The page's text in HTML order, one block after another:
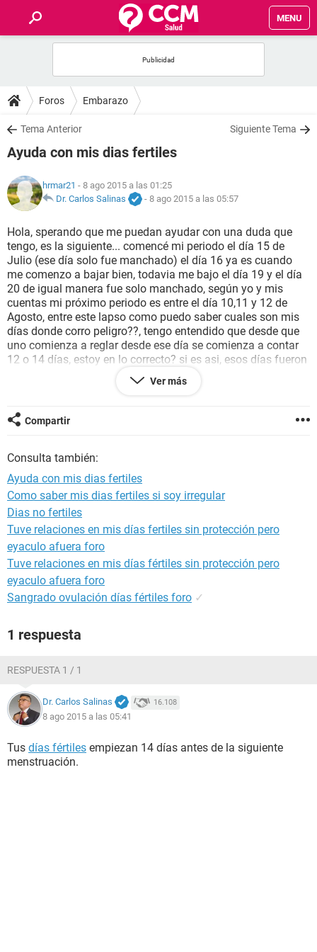
MENU
FOROS
SALUD
FAMILIA
NUTRICIÓN
BIENESTAR
SEXUALIDAD
GLOSARIO
Foros Embarazo
Tema Anterior Siguiente Tema
Ayuda con mis dias fertiles
hrmar21 - 8 ago 2015 a las 01:25
Dr. Carlos Salinas
- 8 ago 2015 a las 05:57
Hola, sperando que me puedan ayudar con una duda que
tengo, es la siguiente... comencé mi periodo el día 15 de
Julio (ese día solo fue manchado) el día 16 ya es cuando
me comenzo a bajar bien, todavia me bajo el día 19 y el día
20 de igual manera fue solo manchado, según yo y mis
cuentas mi próximo periodo es entre el día 10,11 y 12 de
Agosto, entre este lapso como puedo saber cuales son mis
días donde corro peligro??, tengo entendido que desde que
uno comienza a reglar desde ese día se comienza a contar
12 o 14 días, estoy en lo correcto? si es asi, esos días fueron
26,27,28 (contanto desde el 15 que fue solo manchado y si
lo tomo desde el 16 que comenzó bien mi regla serian los
corrido riesgo de embarazo"?? Tuve relaciones el día 2 de
Agosto, yo estoy segura que termino afuera, pero
existe de que uno quede embarazada trayendo el dispositivo
(es el de personas que aún no han sido mamás), espero que
me puedas resolver mi duda... Gracias... Saludos!!!
Ver más
Compartir
Consulta también:
Ayuda con mis dias fertiles
Como saber mis dias fertiles si soy irregular
Dias no fertiles
Tuve relaciones en mis días fertiles sin protección pero
eyaculo afuera foro
Tuve relaciones en mis días fértiles sin protección pero
eyaculo afuera foro
Sangrado ovulación días fértiles foro ✓
1 respuesta
RESPUESTA 1 / 1
Dr. Carlos Salinas 16.108
8 ago 2015 a las 05:41
Tus días fértiles empiezan 14 días antes de la siguiente
menstruación.